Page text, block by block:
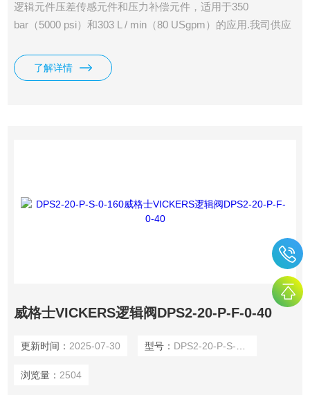
逻辑元件压差传感元件和压力补偿元件，适用于350
bar（5000 psi）和303 L / min（80 USgpm）的应用.我司供应
了解详情
威格士VICKERS逻辑阀DPS2-20-P-F-0-40
更新时间： 2025-07-30 型号： DPS2-20-P-S-0-160
浏览量： 2504